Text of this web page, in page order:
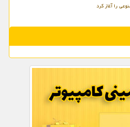
را آغاز کرد